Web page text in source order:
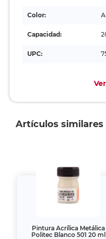
Color:
Capacidad:
UPC:
Artículos similares
Pintura Acrílica Metálica
Politec Blanco 501 20 ml